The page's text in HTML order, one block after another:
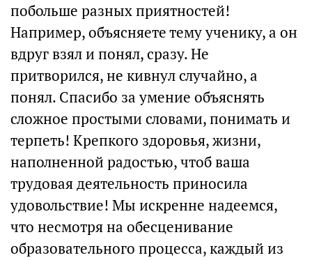
побольше разных приятностей!
Например, объясняете тему ученику, а он
вдруг взял и понял, сразу. Не
притворился, не кивнул случайно, а
понял. Спасибо за умение объяснять
сложное простыми словами, понимать и
терпеть! Крепкого здоровья, жизни,
наполненной радостью, чтоб ваша
трудовая деятельность приносила
удовольствие! Мы искренне надеемся,
что несмотря на обесценивание
образовательного процесса, каждый из